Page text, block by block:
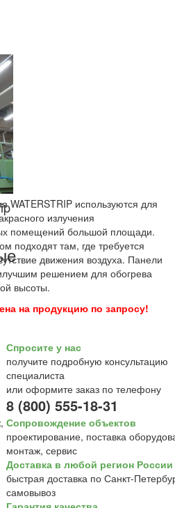
WATERSTRIP используются для
излучения
помещений большой площади.
подходят там, где требуется
движения воздуха. Панели
решением для обогрева
высоты.
на продукцию по запросу!
Спросите у нас
получите подробную консультацию
специалиста
или оформите заказ по телефону
8 (800) 555-18-31
Сопровождение объектов
проектирование, поставка
монтаж, сервис
Доставка в любой регион России
быстрая доставка по Санкт-
самовывоз